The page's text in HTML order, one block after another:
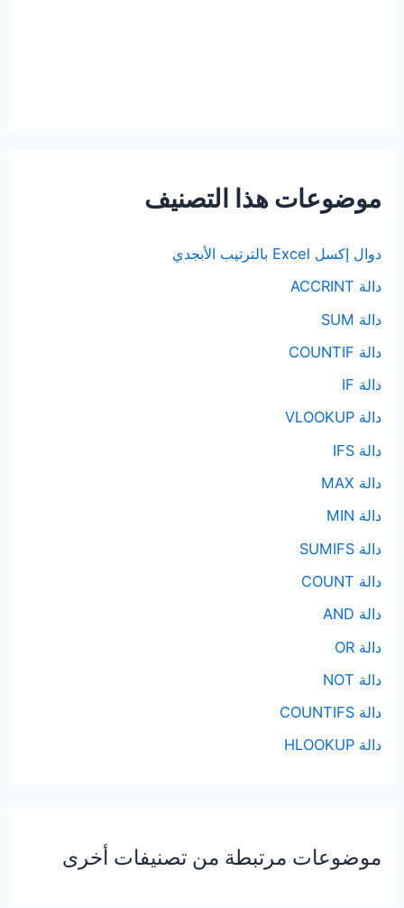
موضوعات هذا التصنيف
دوال إكسل Excel بالترتيب الأبجدي
دالة ACCRINT
دالة SUM
دالة COUNTIF
دالة IF
دالة VLOOKUP
دالة IFS
دالة MAX
دالة MIN
دالة SUMIFS
دالة COUNT
دالة AND
دالة OR
دالة NOT
دالة COUNTIFS
دالة HLOOKUP
موضوعات مرتبطة من تصنيفات أخرى